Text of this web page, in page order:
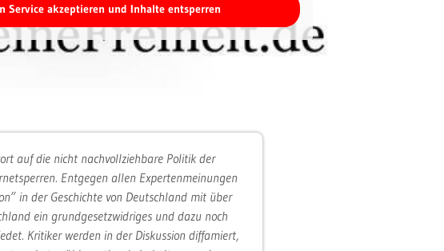
Service akzeptieren und Inhalte entsperren
auf die nicht nachvollziehbare Politik der
Entgegen allen Expertenmeinungen
in der Geschichte von Deutschland mit über
ein grundgesetzwidriges und dazu noch
Kritiker werden in der Diskussion diffamiert,